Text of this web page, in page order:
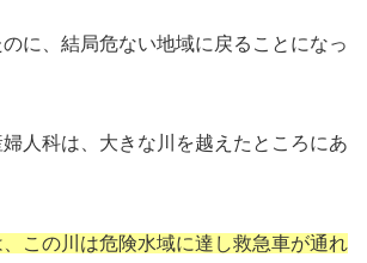
に、結局危ない地域に戻ることになっ
人科は、大きな川を越えたところにあ
、この川は危険水域に達し救急車が通れ